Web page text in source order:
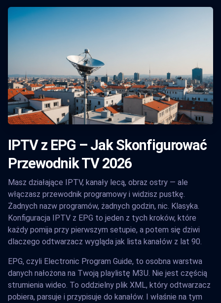
IPTV z EPG – Jak Skonfigurować
Przewodnik TV 2026
Masz działające IPTV, kanały lecą, obraz ostry — ale
włączasz przewodnik programowy i widzisz pustkę.
Żadnych nazw programów, żadnych godzin, nic. Klasyka.
Konfiguracja IPTV z EPG to jeden z tych kroków, które
każdy pomija przy pierwszym setupie, a potem się dziwi
dlaczego odtwarzacz wygląda jak lista kanałów z lat 90.
EPG, czyli Electronic Program Guide, to osobna warstwa
danych nałożona na Twoją playlistę M3U. Nie jest częścią
strumienia wideo. To oddzielny plik XML, który odtwarzacz
pobiera, parsuje i przypisuje do kanałów. I właśnie na tym